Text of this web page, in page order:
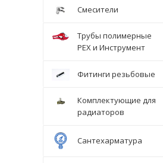
Смесители
Трубы полимерные
PEX и Инструмент
Фитинги резьбовые
Комплектующие для
радиаторов
Сантехарматура